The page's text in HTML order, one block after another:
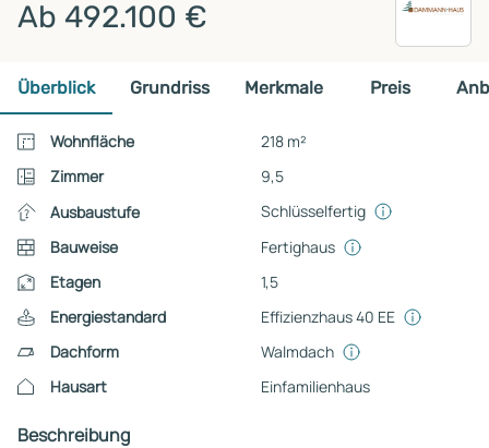
Ab 492.100 €
Überblick Grundriss Merkmale Preis
Wohnfläche
218 m²
Zimmer
9,5
Ausbaustufe
Schlüsselfertig
Bauweise
Fertighaus
Etagen
1,5
Energiestandard
Effizienzhaus 40 EE
Dachform
Walmdach
Hausart
Einfamilienhaus
Beschreibung